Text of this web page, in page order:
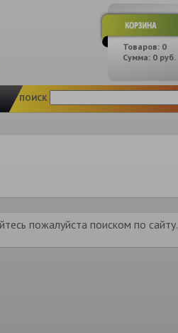
Товаров: 0
Сумма: 0руб.
ПОИСК
пожалуйста поиском по сайту.